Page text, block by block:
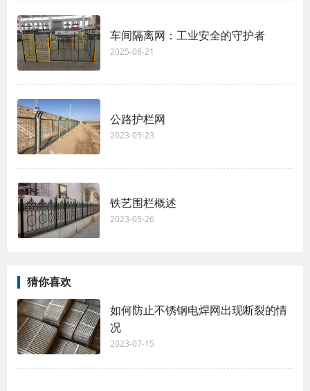
车间隔离网：工业安全的守护者
2025-08-21
公路护栏网
2023-05-23
铁艺围栏概述
2023-05-26
猜你喜欢
如何防止不锈钢电焊网出现断裂的情
况
2023-07-15